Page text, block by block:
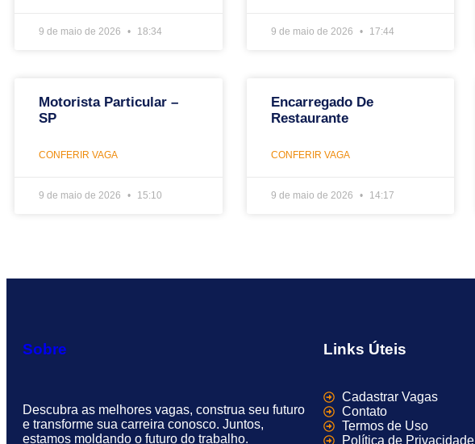
9 de maio de 2026 18:34 9 de maio de 2026 17:44
Motorista Particular –
SP
CONFERIR VAGA
9 de maio de 2026 15:10
Encarregado De
Restaurante
CONFERIR VAGA
9 de maio de 2026 14:17
Sobre
Descubra as melhores vagas, construa seu futuro
e transforme sua carreira conosco. Juntos,
estamos moldando o futuro do trabalho.
Links Úteis
Cadastrar Vagas
Contato
Termos de Uso
Política de Privacidade